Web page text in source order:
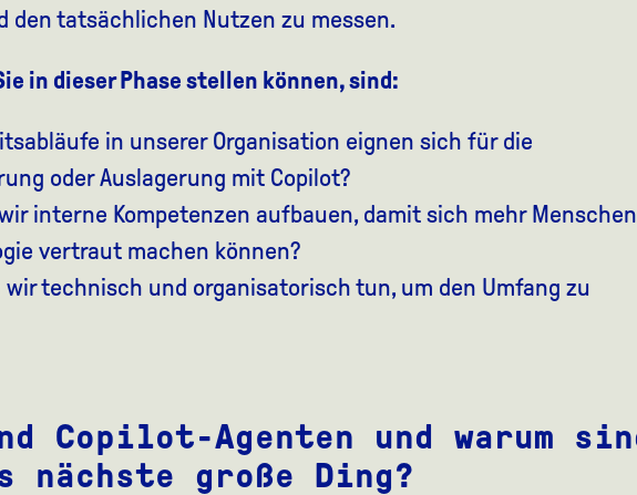
den tatsächlichen Nutzen zu messen.
in dieser Phase stellen können, sind:
in unserer Organisation eignen sich für die
oder Auslagerung mit Copilot?
interne Kompetenzen aufbauen, damit sich mehr
vertraut machen können?
wir technisch und organisatorisch tun, um den Umfang zu
Copilot-Agenten und warum
nächste große Ding?